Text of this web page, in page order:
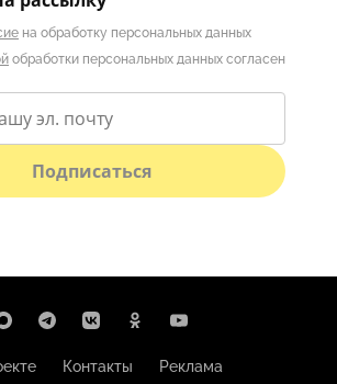
на обработку персональных данных
обработки персональных данных согласен
Подписаться
Контакты
Реклама